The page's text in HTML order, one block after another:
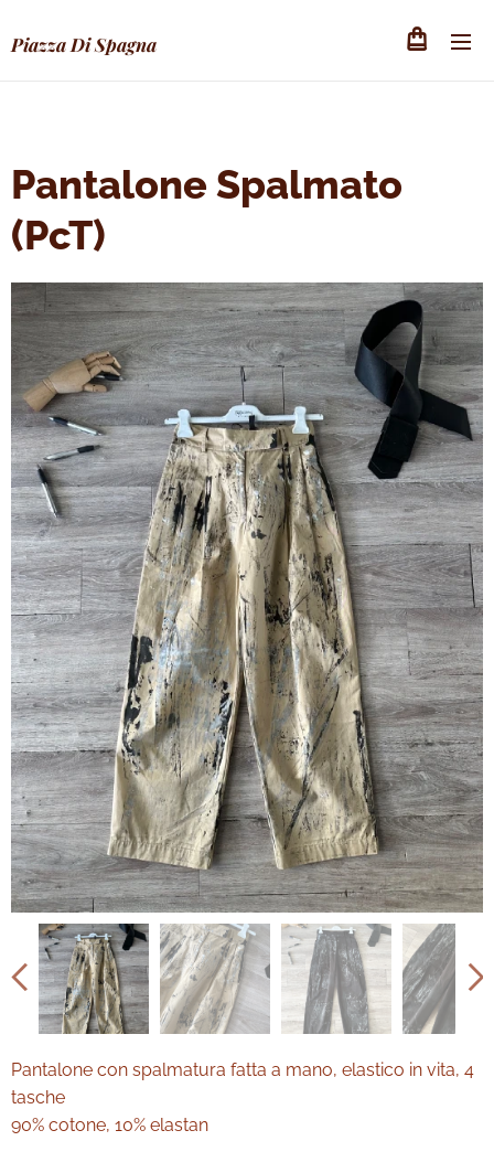
Piazza Di Spagna
Pantalone Spalmato
(PcT)
Pantalone con spalmatura fatta a mano, elastico in vita, 4
tasche
90% cotone, 10% elastan